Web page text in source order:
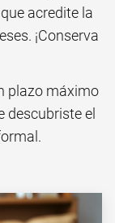
acredite la
¡Conserva
plazo máximo
descubriste el